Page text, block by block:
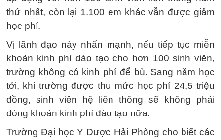
thứ nhất, còn lại 1.100 em khác vẫn được giảm
học phí.
Vị lãnh đạo này nhấn mạnh, nếu tiếp tục miễn
khoản kinh phí đào tạo cho hơn 100 sinh viên,
trường không có kinh phí để bù. Sang năm học
tới, khi trường được thu mức học phí 24,5 triệu
đồng, sinh viên hệ liên thông sẽ không phải
đóng khoản kinh phí đào tạo nữa.
Trường Đại học Y Dược Hải Phòng cho biết các